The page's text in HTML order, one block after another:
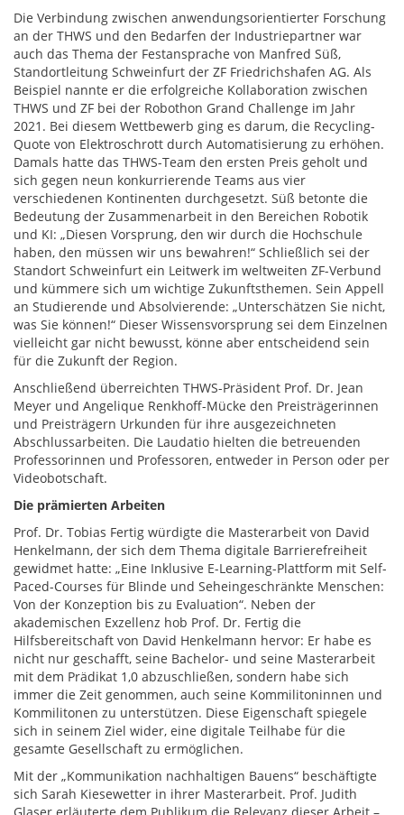
Die Verbindung zwischen anwendungsorientierter Forschung
an der THWS und den Bedarfen der Industriepartner war
auch das Thema der Festansprache von Manfred Süß,
Standortleitung Schweinfurt der ZF Friedrichshafen AG. Als
Beispiel nannte er die erfolgreiche Kollaboration zwischen
THWS und ZF bei der Robothon Grand Challenge im Jahr
2021. Bei diesem Wettbewerb ging es darum, die Recycling-
Quote von Elektroschrott durch Automatisierung zu erhöhen.
Damals hatte das THWS-Team den ersten Preis geholt und
sich gegen neun konkurrierende Teams aus vier
verschiedenen Kontinenten durchgesetzt. Süß betonte die
Bedeutung der Zusammenarbeit in den Bereichen Robotik
und KI: „Diesen Vorsprung, den wir durch die Hochschule
haben, den müssen wir uns bewahren!“ Schließlich sei der
Standort Schweinfurt ein Leitwerk im weltweiten ZF-Verbund
und kümmere sich um wichtige Zukunftsthemen. Sein Appell
an Studierende und Absolvierende: „Unterschätzen Sie nicht,
was Sie können!“ Dieser Wissensvorsprung sei dem Einzelnen
vielleicht gar nicht bewusst, könne aber entscheidend sein
für die Zukunft der Region.
Anschließend überreichten THWS-Präsident Prof. Dr. Jean
Meyer und Angelique Renkhoff-Mücke den Preisträgerinnen
und Preisträgern Urkunden für ihre ausgezeichneten
Abschlussarbeiten. Die Laudatio hielten die betreuenden
Professorinnen und Professoren, entweder in Person oder per
Videobotschaft.
Die prämierten Arbeiten
Prof. Dr. Tobias Fertig würdigte die Masterarbeit von David
Henkelmann, der sich dem Thema digitale Barrierefreiheit
gewidmet hatte: „Eine Inklusive E-Learning-Plattform mit Self-
Paced-Courses für Blinde und Seheingeschränkte Menschen:
Von der Konzeption bis zu Evaluation“. Neben der
akademischen Exzellenz hob Prof. Dr. Fertig die
Hilfsbereitschaft von David Henkelmann hervor: Er habe es
nicht nur geschafft, seine Bachelor- und seine Masterarbeit
mit dem Prädikat 1,0 abzuschließen, sondern habe sich
immer die Zeit genommen, auch seine Kommilitoninnen und
Kommilitonen zu unterstützen. Diese Eigenschaft spiegele
sich in seinem Ziel wider, eine digitale Teilhabe für die
gesamte Gesellschaft zu ermöglichen.
Mit der „Kommunikation nachhaltigen Bauens“ beschäftigte
sich Sarah Kiesewetter in ihrer Masterarbeit. Prof. Judith